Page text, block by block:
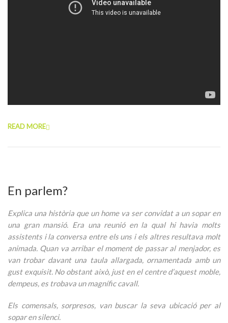
READ MORE
En parlem?
Explica una història que un home va ser convidat a un sopar en
una gran mansió. Era una reunió en la qual hi havia molts
assistents i la conversa entre els uns i els altres resultava molt
animada. Quan va arribar el moment de passar al menjador, es
van trobar davant una taula allargada, ornamentada amb un
gust exquisit. No obstant això, just en el centre d’aquest moble,
dempeus, es trobava un magnífic cavall.
Els comensals, sorpresos, van buscar la seva ubicació per al
sopar en silenci.